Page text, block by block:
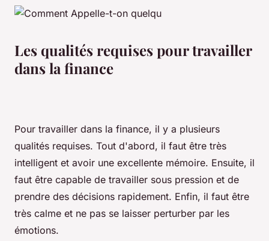
Les qualités requises pour travailler
dans la finance
Pour travailler dans la finance, il y a plusieurs
qualités requises. Tout d'abord, il faut être très
intelligent et avoir une excellente mémoire. Ensuite, il
faut être capable de travailler sous pression et de
prendre des décisions rapidement. Enfin, il faut être
très calme et ne pas se laisser perturber par les
émotions.